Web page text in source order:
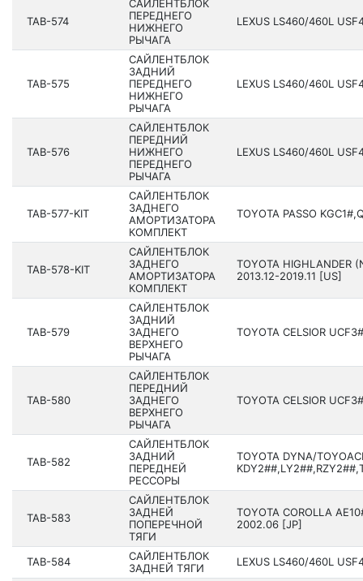
TAB-574
САЙЛЕНТБЛОК
ПЕРЕДНЕГО
НИЖНЕГО
РЫЧАГА
LEXUS LS460/460L
TAB-575
САЙЛЕНТБЛОК
ЗАДНИЙ
ПЕРЕДНЕГО
НИЖНЕГО
РЫЧАГА
LEXUS LS460/460L
TAB-576
САЙЛЕНТБЛОК
ПЕРЕДНИЙ
НИЖНЕГО
ПЕРЕДНЕГО
РЫЧАГА
LEXUS LS460/460L
TAB-577-KIT
САЙЛЕНТБЛОК
ЗАДНЕГО
АМОРТИЗАТОРА
КОМПЛЕКТ
TOYOTA PASSO
TAB-578-KIT
САЙЛЕНТБЛОК
ЗАДНЕГО
АМОРТИЗАТОРА
КОМПЛЕКТ
TOYOTA HIGHLANDER
201­3.12-2019.11 [US]
TAB-579
САЙЛЕНТБЛОК
ЗАДНИЙ
ЗАДНЕГО
ВЕРХНЕГО
РЫЧАГА
TOYOTA CELSIOR
TAB-580
САЙЛЕНТБЛОК
ПЕРЕДНИЙ
ЗАДНЕГО
ВЕРХНЕГО
РЫЧАГА
TOYOTA CELSIOR
TAB-582
САЙЛЕНТБЛОК
ЗАДНИЙ
ПЕРЕДНЕЙ
РЕССОРЫ
TOYOTA DYNA/
TAB-583
САЙЛЕНТБЛОК
ЗАДНЕЙ
ПОПЕРЕЧНОЙ
ТЯГИ
TOYOTA COROLLA
2002.06 [JP]
TAB-584
САЙЛЕНТБЛОК
ЗАДНЕЙ ТЯГИ
LEXUS LS460/460L